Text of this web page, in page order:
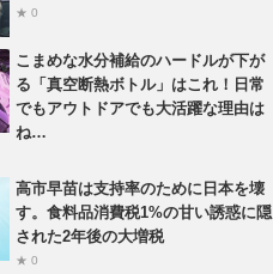
★ 0
こまめな水分補給のハードルが下が
る「真空断熱ボトル」はこれ！日常
でもアウトドアでも大活躍な理由は
ね…
高市早苗は支持率のために日本を壊
す。食料品消費税1%の甘い誘惑に隠
された2年後の大増税
★ 0